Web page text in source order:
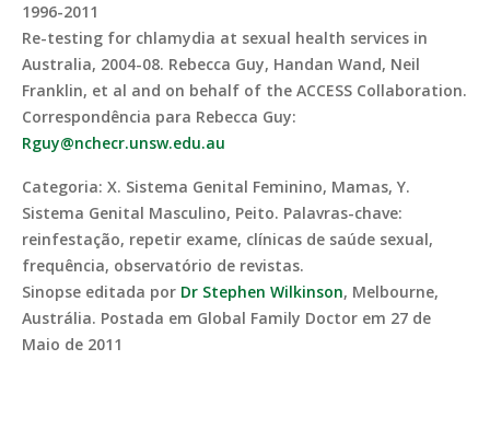
1996-2011
Re-testing for chlamydia at sexual health services in
Australia, 2004-08. Rebecca Guy, Handan Wand, Neil
Franklin, et al and on behalf of the ACCESS Collaboration.
Correspondência para Rebecca Guy:
Rguy@nchecr.unsw.edu.au
Categoria: X. Sistema Genital Feminino, Mamas, Y.
Sistema Genital Masculino, Peito. Palavras-chave:
reinfestação, repetir exame, clínicas de saúde sexual,
frequência, observatório de revistas.
Sinopse editada por Dr Stephen Wilkinson, Melbourne,
Austrália. Postada em Global Family Doctor em 27 de
Maio de 2011